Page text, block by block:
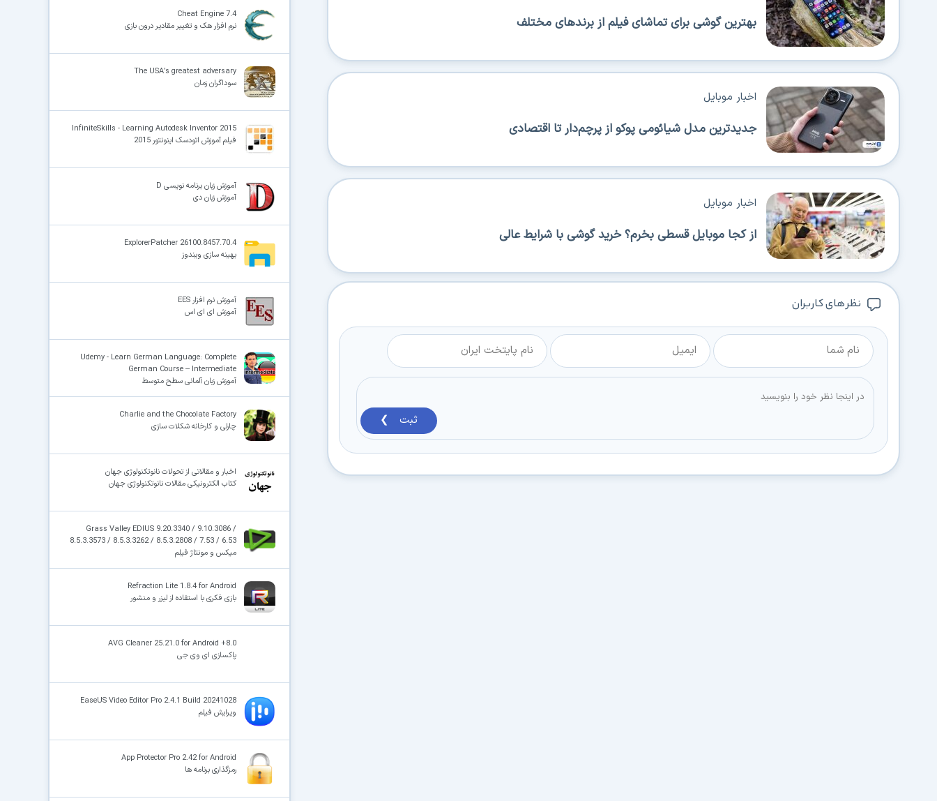
بهترین گوشی برای تماشای فیلم از برندهای مختلف
جدیدترین مدل شیائومی پوکو از پرچم‌دار تا اقتصادی
اخبار موبایل
از کجا موبایل قسطی بخرم؟ خرید گوشی با شرایط عالی
اخبار موبایل
نظر های کاربران
ثبت ❯
Cheat Engine 7.4
نرم افزار هک و تغییر مقادیر درون بازی
The USA’s greatest adversary
سوداگران زمان
InfiniteSkills - Learning Autodesk Inventor 2015
فیلم آموزش اتودسک اینونتور 2015
آموزش زبان برنامه نویسی D
آموزش زبان دی
ExplorerPatcher 26100.8457.70.4
بهینه سازی ویندوز
آموزش نرم افزار EES
آموزش ای ای اس
Udemy - Learn German Language: Complete
German Course – Intermediate
آموزش زبان آلمانی سطح متوسط
Charlie and the Chocolate Factory
چارلی و کارخانه شکلات سازی
اخبار و مقالاتی از تحولات نانوتکنولوژی جهان
کتاب الکترونیکی مقالات نانوتکنولوژی جهان
Grass Valley EDIUS 9.20.3340 / 9.10.3086 /
8.5.3.3573 / 8.5.3.3262 / 8.5.3.2808 / 7.53 / 6.53
میکس و مونتاژ فیلم
Refraction Lite 1.8.4 for Android
بازی فکری با استفاده از لیزر و منشور
AVG Cleaner 25.21.0 for Android +8.0
پاکسازی ای وی جی
EaseUS Video Editor Pro 2.4.1 Build 20241028
ویرایش فیلم
App Protector Pro 2.42 for Android
رمزگذاری برنامه ها